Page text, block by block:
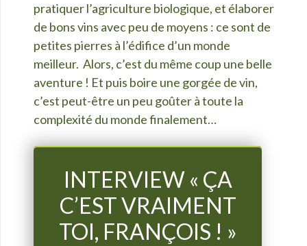
pratiquer l’agriculture biologique, et élaborer
de bons vins avec peu de moyens : ce sont de
petites pierres à l’édifice d’un monde
meilleur. Alors, c’est du même coup une belle
aventure ! Et puis boire une gorgée de vin,
c’est peut-être un peu goûter à toute la
complexité du monde finalement…
INTERVIEW « ÇA
C’EST VRAIMENT
TOI, FRANÇOIS ! »